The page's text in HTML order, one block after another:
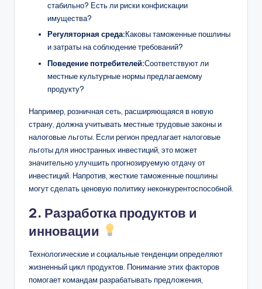
стабильно? Есть ли риски конфискации
имущества?
Регуляторная среда:Каковы таможенные пошлины
и затраты на соблюдение требований?
Поведение потребителей:Соответствуют ли
местные культурные нормы предлагаемому
продукту?
Например, розничная сеть, расширяющаяся в новую
страну, должна учитывать местные трудовые законы и
налоговые льготы. Если регион предлагает налоговые
льготы для иностранных инвестиций, это может
значительно улучшить прогнозируемую отдачу от
инвестиций. Напротив, жесткие таможенные пошлины
могут сделать ценовую политику неконкурентоспособной.
2. Разработка продуктов и
инновации
Технологические и социальные тенденции определяют
жизненный цикл продуктов. Понимание этих факторов
помогает командам разрабатывать предложения,